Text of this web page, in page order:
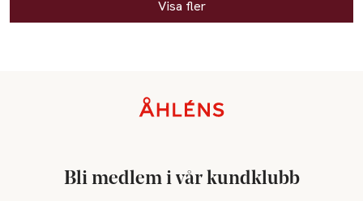
Visa fler
Bli medlem i vår kundklubb